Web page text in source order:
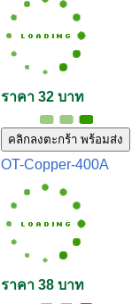
ราคา 32 บาท
คลิกลงตะกร้า พร้อมส่ง
OT-Copper-400A
ราคา 38 บาท